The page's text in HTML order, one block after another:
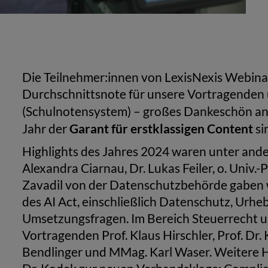
Die Teilnehmer:innen von LexisNexis
Durchschnittsnote für unsere Vortragenden
(Schulnotensystem) – großes Dankeschön
Jahr derGarant für erstklassigen Content
Highlights des Jahres 2024 waren unter
Alexandra Ciarnau, Dr. Lukas Feiler, o.
Zavadil von der Datenschutzbehörde
des AI Act, einschließlich Datenschutz,
Umsetzungsfragen. Im Bereich Steuerrecht
Vortragenden Prof. Klaus Hirschler, Prof. Dr.
Bendlinger und MMag. Karl Waser. Weitere